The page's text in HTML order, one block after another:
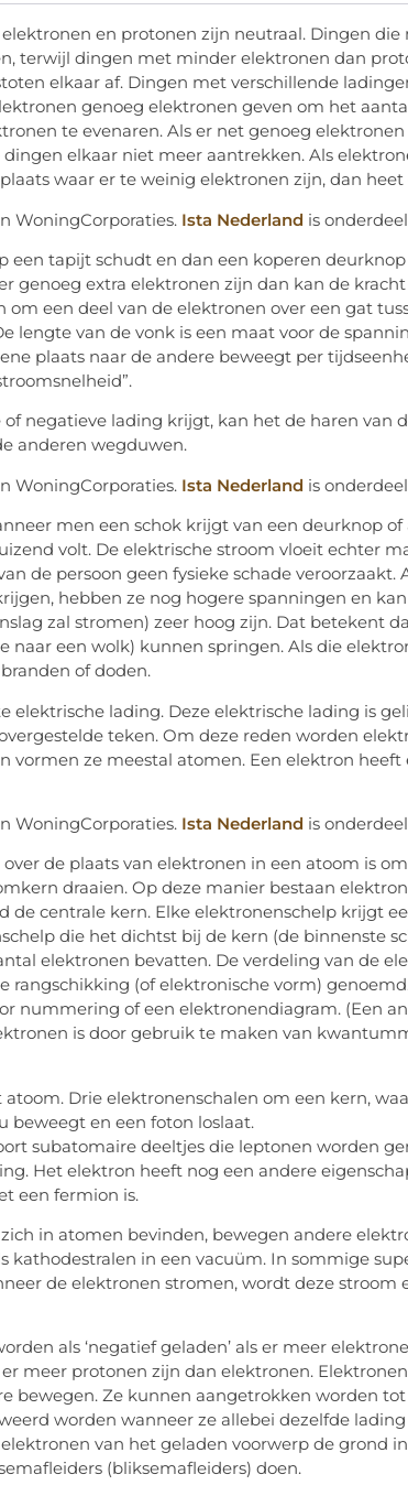
en protonen zijn neutraal. Dingen
terwijl dingen met minder elektronen dan
elkaar af. Dingen met verschillende
genoeg elektronen geven om het
te evenaren. Als er net genoeg
elkaar niet meer aantrekken. Als
waar er te weinig elektronen zijn, dan
WoningCorporaties. Ista Nederland is
een tapijt schudt en dan een koperen
genoeg extra elektronen zijn dan kan de
een deel van de elektronen over een gat
lengte van de vonk is een maat voor de
plaats naar de andere beweegt per
of negatieve lading krijgt, kan het de haren van
anderen wegduwen.
WoningCorporaties. Ista Nederland is
men een schok krijgt van een deurknop
volt. De elektrische stroom vloeit echter
de persoon geen fysieke schade veroorzaakt.
hebben ze nog hogere spanningen en
zal stromen) zeer hoog zijn. Dat betekent
naar een wolk) kunnen springen. Als die
of doden.
elektrische lading. Deze elektrische lading is
teken. Om deze reden worden
vormen ze meestal atomen. Een elektron heeft
WoningCorporaties. Ista Nederland is
de plaats van elektronen in een atoom is
draaien. Op deze manier bestaan
de centrale kern. Elke elektronenschelp krijgt
die het dichtst bij de kern (de binnenste
elektronen bevatten. De verdeling van de
rangschikking (of elektronische vorm)
nummering of een elektronendiagram. (Een
is door gebruik te maken van
Drie elektronenschalen om een kern,
beweegt en een foton loslaat.
subatomaire deeltjes die leptonen worden
Het elektron heeft nog een andere
een fermion is.
in atomen bevinden, bewegen andere
kathodestralen in een vacuüm. In sommige
de elektronen stromen, wordt deze stroom
als ‘negatief geladen’ als er meer
er meer protonen zijn dan elektronen.
bewegen. Ze kunnen aangetrokken worden
worden wanneer ze allebei dezelfde
elektronen van het geladen voorwerp de grond
(bliksemafleiders) doen.